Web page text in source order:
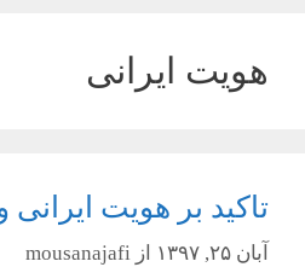
هویت ایرانی
تاکید بر هویت
آبان ۲۵, ۱۳۹۷ از mousanajafi